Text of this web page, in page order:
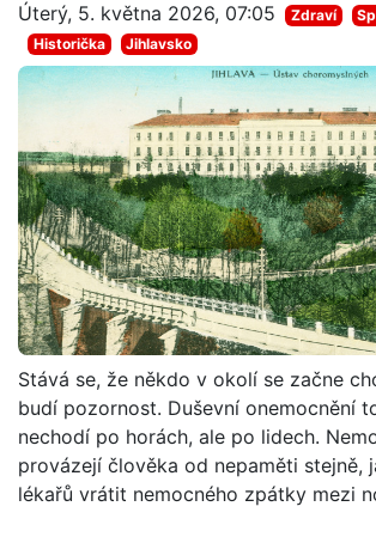
Úterý, 5. května 2026, 07:05 Zdraví
Historička
Jihlavsko
Stává se, že někdo v okolí se začne
budí pozornost. Duševní onemocnění
nechodí po horách, ale po lidech.
provázejí člověka od nepaměti stejně,
lékařů vrátit nemocného zpátky mezi